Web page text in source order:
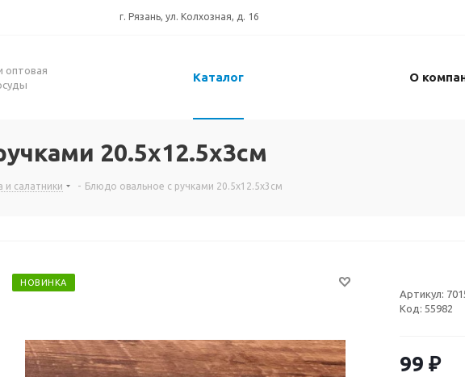
г. Рязань, ул. Колхозная, д. 16
оптовая
Каталог О
20.5х12.5х3см
и салатники - Блюдо овальное с ручками 20.5х12.5х3см
НОВИНКА
Артикул:
Код: 55982
99 ₽